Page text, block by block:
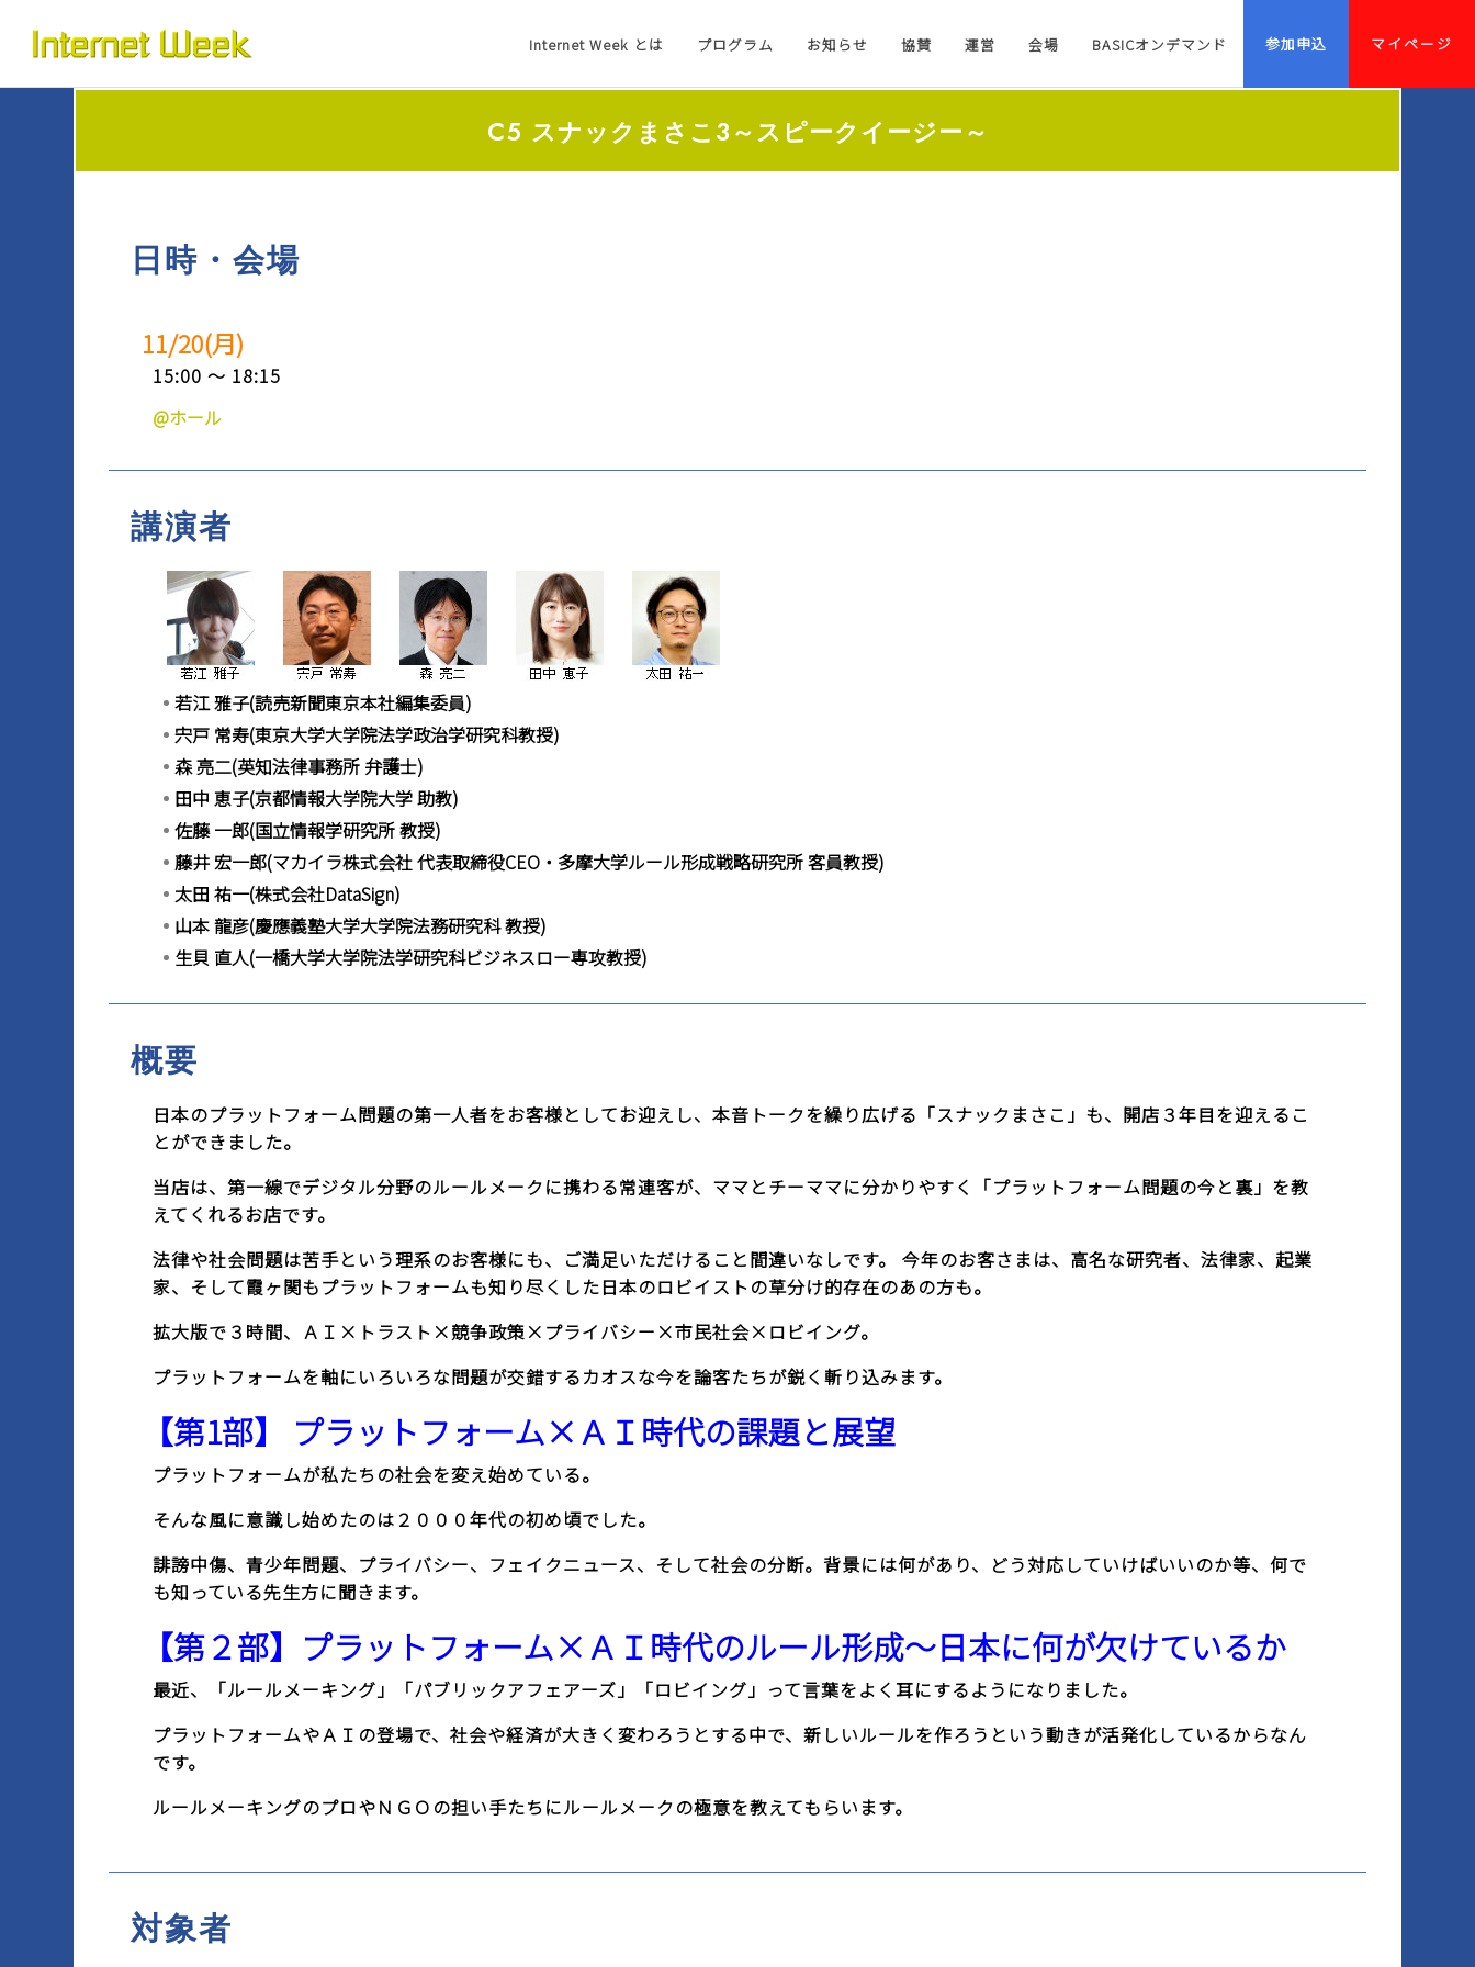
Internet Week とは プログラム お知らせ 協賛 運営 会場 BASICオンデマンド 参加申込 マイページ
トップ
Internet Week とは
BASICオンデマンド
マイページ
C5 スナックまさこ3～スピークイージー～
日時・会場
11/20(月)
15:00 ～ 18:15
@ホール
講演者
若江 雅子(読売新聞東京本社編集委員)
宍戸 常寿(東京大学大学院法学政治学研究科教授)
森 亮二(英知法律事務所 弁護士)
田中 恵子(京都情報大学院大学 助教)
佐藤 一郎(国立情報学研究所 教授)
藤井 宏一郎(マカイラ株式会社 代表取締役CEO・多摩大学ルール形成戦略研究所 客員教授)
太田 祐一(株式会社DataSign)
山本 龍彦(慶應義塾大学大学院法務研究科 教授)
生貝 直人(一橋大学大学院法学研究科ビジネスロー専攻教授)
概要
日本のプラットフォーム問題の第一人者をお客様としてお迎えし、本音トークを繰り広げる「スナックまさこ」も、開店３年目を迎えるこ
とができました。
当店は、第一線でデジタル分野のルールメークに携わる常連客が、ママとチーママに分かりやすく「プラットフォーム問題の今と裏」を教
えてくれるお店です。
法律や社会問題は苦手という理系のお客様にも、ご満足いただけること間違いなしです。
今年のお客さまは、高名な研究者、法律家、起業
家、そして霞ヶ関もプラットフォームも知り尽くした日本のロビイストの草分け的存在のあの方も。
拡大版で３時間、ＡＩ×トラスト×競争政策×プライバシー×市民社会×ロビイング。
プラットフォームを軸にいろいろな問題が交錯するカオスな今を論客たちが鋭く斬り込みます。
【第1部】 プラットフォーム×ＡＩ時代の課題と展望
プラットフォームが私たちの社会を変え始めている。
そんな風に意識し始めたのは２０００年代の初め頃でした。
誹謗中傷、青少年問題、プライバシー、フェイクニュース、そして社会の分断。背景には何があり、どう対応していけばいいのか等、何で
も知っている先生方に聞きます。
【第２部】プラットフォーム×ＡＩ時代のルール形成～日本に何が欠けているか
最近、「ルールメーキング」「パブリックアフェアーズ」「ロビイング」って言葉をよく耳にするようになりました。
プラットフォームやＡＩの登場で、社会や経済が大きく変わろうとする中で、新しいルールを作ろうという動きが活発化しているからなん
です。
ルールメーキングのプロやＮＧＯの担い手たちにルールメークの極意を教えてもらいます。
対象者